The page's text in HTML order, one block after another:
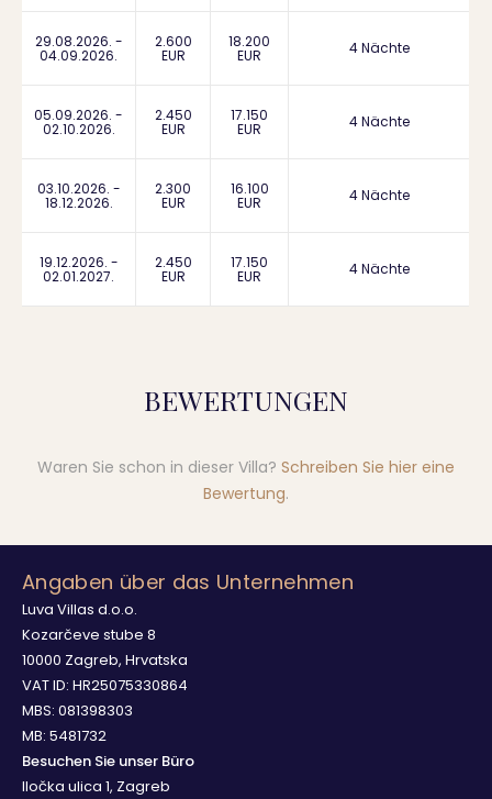
29.08.2026. -
04.09.2026.
2.600
EUR
18.200
EUR 4 Nächte
05.09.2026. -
02.10.2026.
2.450
EUR
17.150
EUR 4 Nächte
03.10.2026. -
18.12.2026.
2.300
EUR
16.100
EUR 4 Nächte
19.12.2026. -
02.01.2027.
2.450
EUR
17.150
EUR 4 Nächte
BEWERTUNGEN
Waren Sie schon in dieser Villa? Schreiben Sie hier eine
Bewertung.
Angaben über das Unternehmen
Luva Villas d.o.o.
Kozarčeve stube 8
10000 Zagreb, Hrvatska
VAT ID: HR25075330864
MBS: 081398303
MB: 5481732
Besuchen Sie unser Büro
Iločka ulica 1, Zagreb